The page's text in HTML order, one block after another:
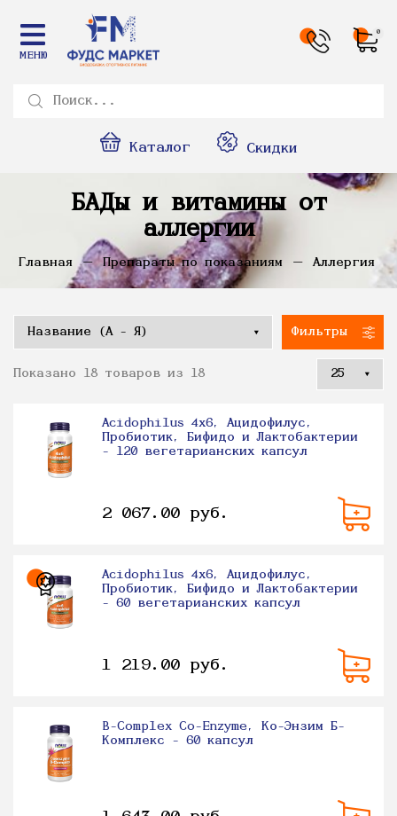
МЕНЮ
0
Каталог Скидки
БАДы и витамины от
аллергии
Главная Препараты по показаниям Аллергия
Фильтры
Показано 18 товаров из 18
Acidophilus 4х6, Ацидофилус,
Пробиотик, Бифидо и Лактобактерии
- 120 вегетарианских капсул
2 067.00 руб.
Acidophilus 4х6, Ацидофилус,
Пробиотик, Бифидо и Лактобактерии
- 60 вегетарианских капсул
1 219.00 руб.
B-Complex Co-Enzyme, Ко-Энзим Б-
Комплекс - 60 капсул